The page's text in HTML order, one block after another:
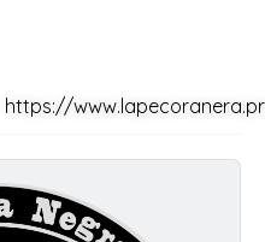
https://